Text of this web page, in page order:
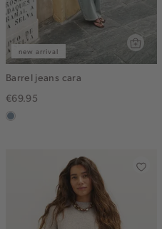
new arrival
Barrel jeans cara
€69.95
dusty